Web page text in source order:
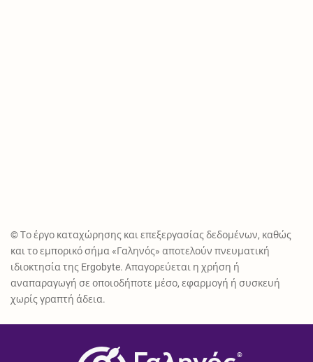
© Το έργο καταχώρησης και επεξεργασίας δεδομένων, καθώς
και το εμπορικό σήμα «Γαληνός» αποτελούν πνευματική
ιδιοκτησία της Ergobyte. Απαγορεύεται η χρήση ή
αναπαραγωγή σε οποιοδήποτε μέσο, εφαρμογή ή συσκευή
χωρίς γραπτή άδεια.
®